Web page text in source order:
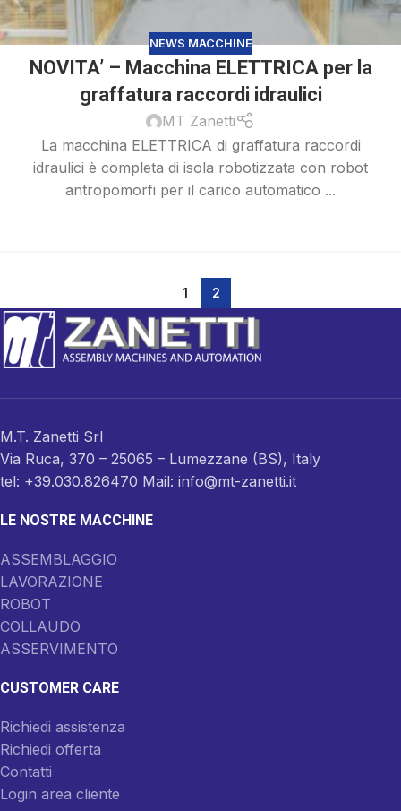
NEWS MACCHINE
NOVITA’ – Macchina ELETTRICA per la
graffatura raccordi idraulici
MT Zanetti
La macchina ELETTRICA di graffatura raccordi
idraulici è completa di isola robotizzata con robot
antropomorfi per il carico automatico ...
1 2
M.T. Zanetti Srl
Via Ruca, 370 – 25065 – Lumezzane (BS), Italy
tel: +39.030.826470 Mail: info@mt-zanetti.it
LE NOSTRE MACCHINE
ASSEMBLAGGIO
LAVORAZIONE
ROBOT
COLLAUDO
ASSERVIMENTO
CUSTOMER CARE
Richiedi assistenza
Richiedi offerta
Contatti
Login area cliente